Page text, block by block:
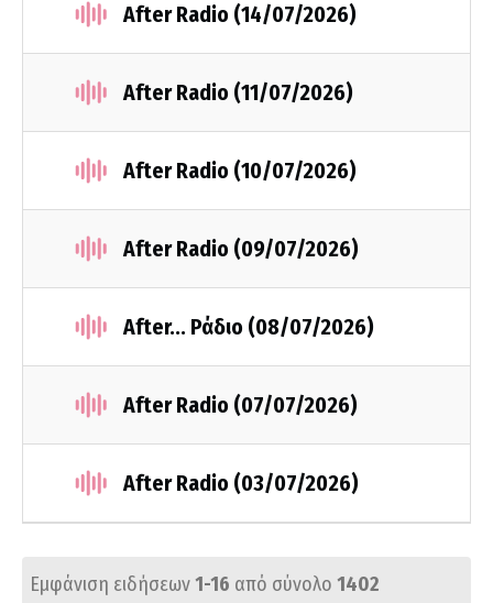
After Radio (14/07/2026)
After Radio (11/07/2026)
After Radio (10/07/2026)
After Radio (09/07/2026)
After... Ράδιο (08/07/2026)
After Radio (07/07/2026)
After Radio (03/07/2026)
Εμφάνιση ειδήσεων1-16 από σύνολο 1402